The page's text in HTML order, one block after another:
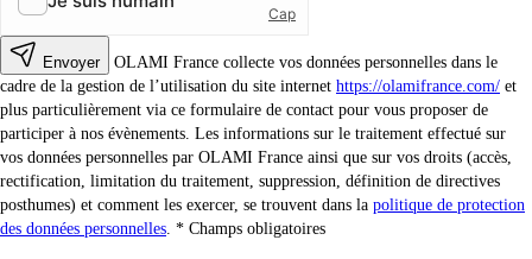
Envoyer
OLAMI France collecte vos données personnelles dans le
cadre de la gestion de l’utilisation du site internet https://olamifrance.com/ et
plus particulièrement via ce formulaire de contact pour vous proposer de
participer à nos évènements. Les informations sur le traitement effectué sur
vos données personnelles par OLAMI France ainsi que sur vos droits (accès,
rectification, limitation du traitement, suppression, définition de directives
posthumes) et comment les exercer, se trouvent dans la politique de protection
des données personnelles
Champs obligatoires